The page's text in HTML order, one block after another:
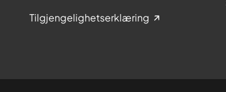
Tilgjengelighetserklæring